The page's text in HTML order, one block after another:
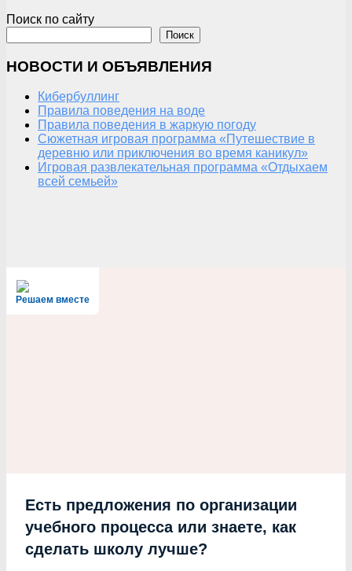
Поиск по сайту
Поиск
НОВОСТИ И ОБЪЯВЛЕНИЯ
Кибербуллинг
Правила поведения на воде
Правила поведения в жаркую погоду
Сюжетная игровая программа «Путешествие в
деревню или приключения во время каникул»
Игровая развлекательная программа «Отдыхаем
всей семьей»
Решаем вместе
Есть предложения по организации
учебного процесса или знаете, как
сделать школу лучше?